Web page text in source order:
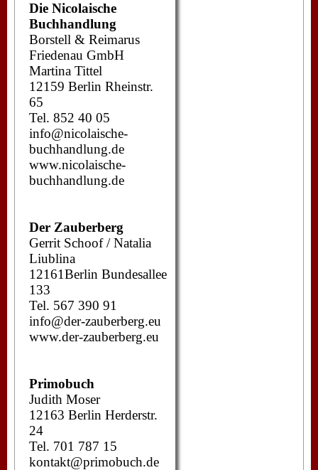
Die Nicolaische
Buchhandlung
Borstell & Reimarus
Friedenau GmbH
Martina Tittel
12159 Berlin Rheinstr.
65
Tel. 852 40 05
info@nicolaische-
buchhandlung.de
www.nicolaische-
buchhandlung.de
Der Zauberberg
Gerrit Schoof / Natalia
Liublina
12161Berlin Bundesallee
133
Tel. 567 390 91
info@der-zauberberg.eu
www.der-zauberberg.eu
Primobuch
Judith Moser
12163 Berlin Herderstr.
24
Tel. 701 787 15
kontakt@primobuch.de